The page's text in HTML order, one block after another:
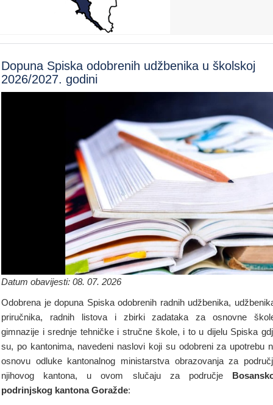
Dopuna Spiska odobrenih udžbenika u školskoj
2026/2027. godini
Datum obavijesti: 08. 07. 2026
Odobrena je dopuna Spiska odobrenih radnih udžbenika,
priručnika, radnih listova i zbirki zadataka za osnovne
gimnazije i srednje tehničke i stručne škole, i to u dijelu Spiska
su, po kantonima, navedeni naslovi koji su odobreni za upotrebu
osnovu odluke kantonalnog ministarstva obrazovanja za
njihovog kantona, u ovom slučaju za područje
podrinjskog kantona Goražde: